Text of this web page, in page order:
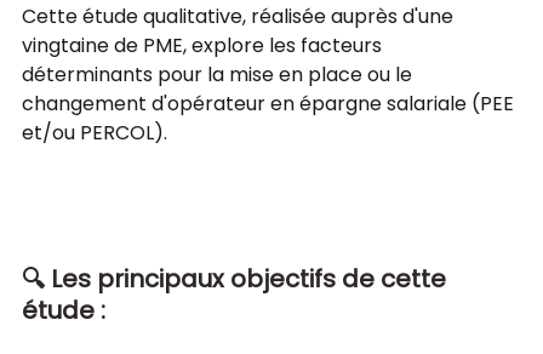
Cette étude qualitative, réalisée auprès d'une
vingtaine de PME, explore les facteurs
déterminants pour la mise en place ou le
changement d'opérateur en épargne salariale (PEE
et/ou PERCOL).
🔍 Les principaux objectifs de cette
étude :